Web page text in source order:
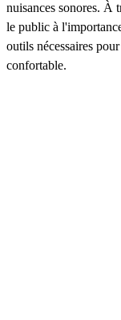
nuisances sonores. À
le public à
outils nécessaires
confortable.